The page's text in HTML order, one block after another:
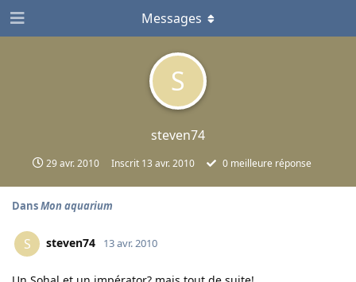
S
steven74
29 avr. 2010 Inscrit 13 avr. 2010 0 meilleure réponse
Messages
DansMon aquarium
S steven74 13 avr. 2010